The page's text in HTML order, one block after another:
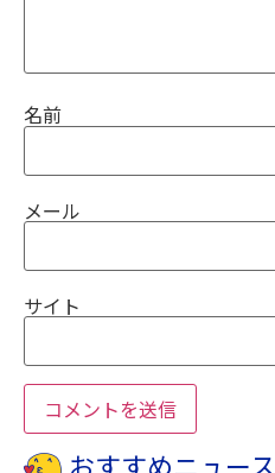
名前
メール
サイト
おすすめニュース